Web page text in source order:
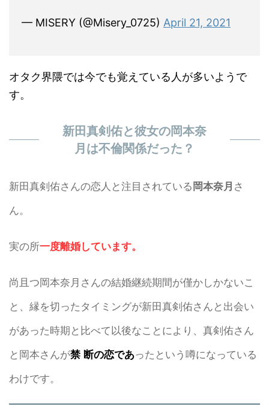
— MISERY (@Misery_0725) April 21, 2021
オタク界隈では今でも覚えている人が多いようで
す。
新田真剣佑と彼女の岡本奈
月は不倫関係だった？
新田真剣佑さんの恋人と注目されている 岡本奈月 さ
ん。
実の所一度離婚しています。
尚且つ岡本奈月さんの結婚継続期間が僅かしかないこ
と、縁を切ったタイミングが新田真剣佑さんと出会い
があった時期と比べて以後なことにより、真剣佑さん
と岡本さんが禁 断の恋であったという噂になっている
わけです。